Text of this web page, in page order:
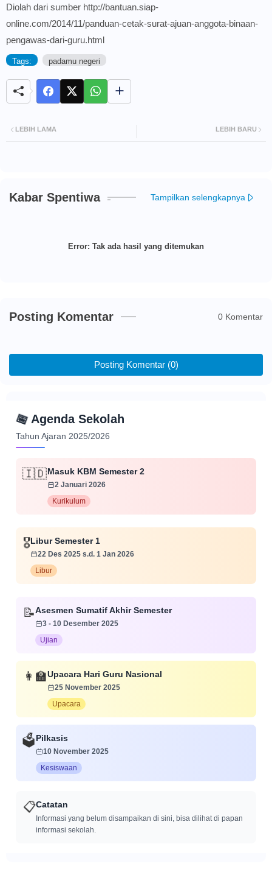
Diolah dari sumber http://bantuan.siap-
online.com/2014/11/panduan-cetak-surat-ajuan-anggota-binaan-
pengawas-dari-guru.html
Tags: padamu negeri
LEBIH BARU
LEBIH LAMA
Kabar Spentiwa Tampilkan selengkapnya
Error: Tak ada hasil yang ditemukan
Posting Komentar 0 Komentar
Posting Komentar (0)
📅Agenda Sekolah
Tahun Ajaran 2025/2026
🇮🇩Masuk KBM Semester 2
2 Januari 2026
Kurikulum
🎖️Libur Semester 1
22 Des 2025 s.d. 1 Jan 2026
Libur
📝Asesmen Sumatif Akhir Semester
3 - 10 Desember 2025
Ujian
👩‍🏫Upacara Hari Guru Nasional
25 November 2025
Upacara
🗳️Pilkasis
10 November 2025
Kesiswaan
📋Catatan
Informasi yang belum disampaikan di sini, bisa dilihat di papan
informasi sekolah.